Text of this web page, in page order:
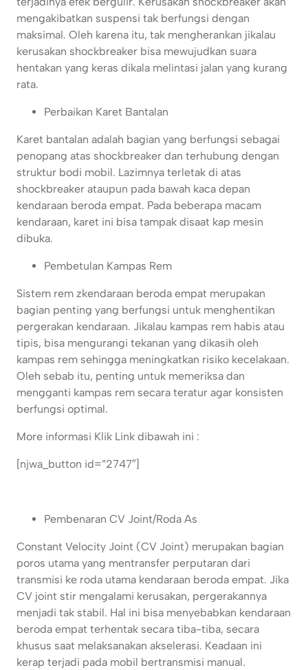
mengakibatkan suspensi tak berfungsi dengan
maksimal. Oleh karena itu, tak mengherankan jikalau
kerusakan shockbreaker bisa mewujudkan suara
hentakan yang keras dikala melintasi jalan yang kurang
rata.
Perbaikan Karet Bantalan
Karet bantalan adalah bagian yang berfungsi sebagai
penopang atas shockbreaker dan terhubung dengan
struktur bodi mobil. Lazimnya terletak di atas
shockbreaker ataupun pada bawah kaca depan
kendaraan beroda empat. Pada beberapa macam
kendaraan, karet ini bisa tampak disaat kap mesin
dibuka.
Pembetulan Kampas Rem
Sistem rem zkendaraan beroda empat merupakan
bagian penting yang berfungsi untuk menghentikan
pergerakan kendaraan. Jikalau kampas rem habis atau
tipis, bisa mengurangi tekanan yang dikasih oleh
kampas rem sehingga meningkatkan risiko kecelakaan.
Oleh sebab itu, penting untuk memeriksa dan
mengganti kampas rem secara teratur agar konsisten
berfungsi optimal.
More informasi Klik Link dibawah ini :
[njwa_button id=”2747″]
Pembenaran CV Joint/Roda As
Constant Velocity Joint (CV Joint) merupakan bagian
poros utama yang mentransfer perputaran dari
transmisi ke roda utama kendaraan beroda empat. Jika
CV joint stir mengalami kerusakan, pergerakannya
menjadi tak stabil. Hal ini bisa menyebabkan kendaraan
beroda empat terhentak secara tiba-tiba, secara
khusus saat melaksanakan akselerasi. Keadaan ini
kerap terjadi pada mobil bertransmisi manual.